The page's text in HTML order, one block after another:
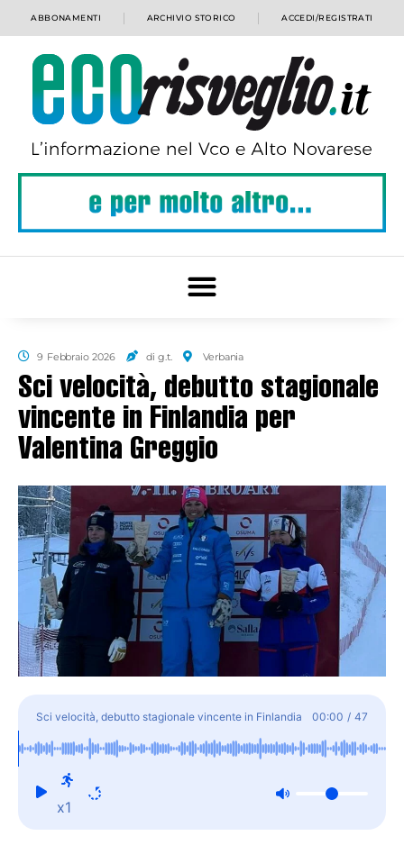
ABBONAMENTI ARCHIVIO STORICO ACCEDI/REGISTRATI
9 Febbraio 2026 di g.t. Verbania
Sci velocità, debutto stagionale
vincente in Finlandia per
Valentina Greggio
Sci velocità, debutto stagionale vincente in Finlandia
per Valentina Greggio
00:00 / 47
x1